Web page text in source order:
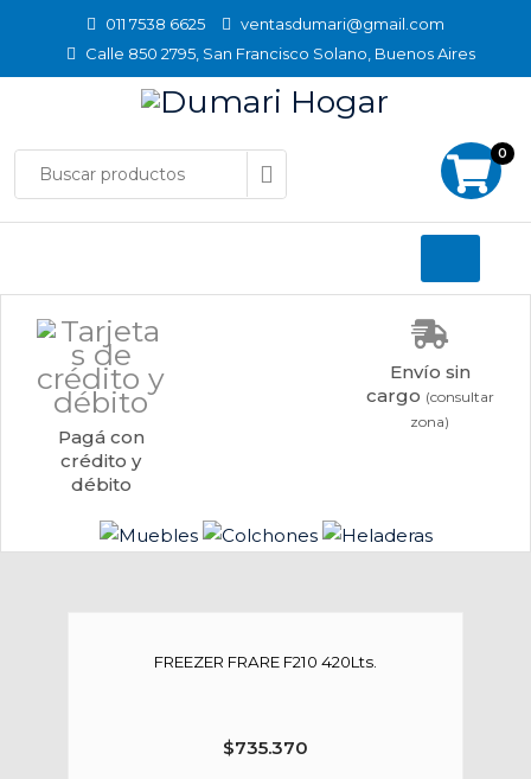
011 7538 6625
ventasdumari@gmail.com
Calle 850 2795, San Francisco Solano, Buenos Aires
0
Pagá con
crédito y
débito
Envío sin
cargo (consultar
zona)
FREEZER FRARE F210 420Lts.
$735.370